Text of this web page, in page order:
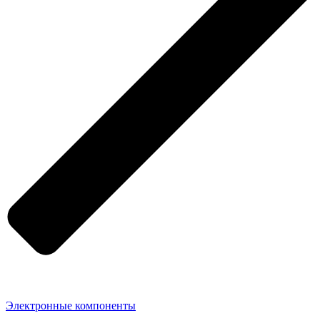
Электронные компоненты